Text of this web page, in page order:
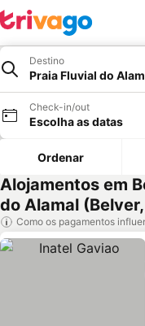
Destino
Praia Fluvial do
Check-in/out
Escolha as datas
Ordenar
Alojamentos em
do Alamal
Como os pagamentos